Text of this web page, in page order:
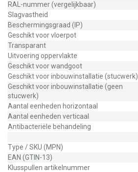
RAL-nummer (vergelijkbaar)
Slagvastheid
Beschermingsgraad (IP)
Geschikt voor vloerpot
Transparant
Uitvoering oppervlakte
Geschikt voor wandgoot
Geschikt voor inbouwinstallatie (stucwerk)
Geschikt voor inbouwinstallatie (geen
stucwerk)
Aantal eenheden horizontaal
Aantal eenheden verticaal
Antibacteriële behandeling
Type / SKU (MPN)
EAN (GTIN-13)
Klusspullen artikelnummer